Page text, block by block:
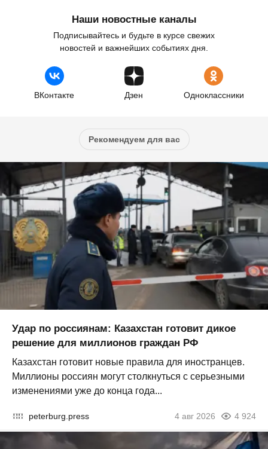
Наши новостные каналы
Подписывайтесь и будьте в курсе свежих
новостей и важнейших событиях дня.
ВКонтакте Дзен Одноклассники
Рекомендуем для вас
Удар по россиянам: Казахстан готовит дикое
решение для миллионов граждан РФ
Казахстан готовит новые правила для иностранцев.
Миллионы россиян могут столкнуться с серьезными
изменениями уже до конца года...
peterburg.press 4 авг 2026 4 924